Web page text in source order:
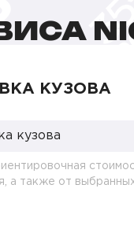
КУЗОВА
кузова
а также от